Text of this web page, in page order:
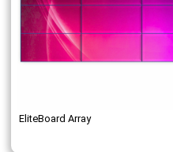
EliteBoard Array